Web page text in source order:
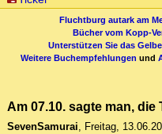
Fluchtburg autark am
Bücher vom Kopp-
Unterstützen Sie das
Weitere Buchempfehlungen und
Am 07.10. sagte man,
SevenSamurai, Freitag,